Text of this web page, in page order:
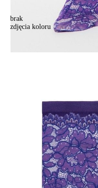
brak
zdjęcia koloru
Skarpety damskie CONTE
18,90 zł
+
DODAJ DO
Jak złożyć zamówienie
POWIADOM MNIE O